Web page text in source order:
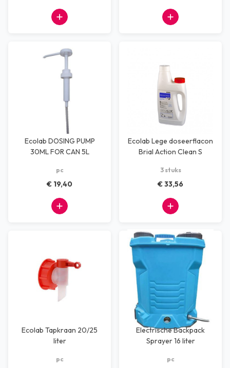
Ecolab DOSING PUMP
30ML FOR CAN 5L
pc
€ 19,40
Ecolab Lege doseerflacon
Brial Action Clean S
3 stuks
€ 33,56
Ecolab Tapkraan 20/25
liter
pc
Electrische Backpack
Sprayer 16 liter
pc